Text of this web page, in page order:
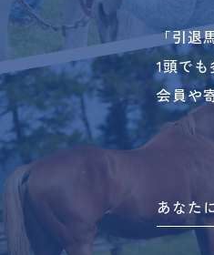
「引退
1頭で
会員や
あなた